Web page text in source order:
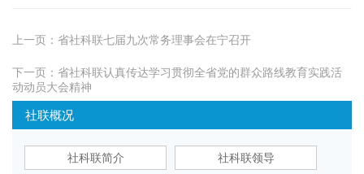
上一页： 省社科联七届九次常务理事会在宁召开
下一页： 省社科联认真传达学习贯彻全省党的群众路线教育实践活
动动员大会精神
社联概况
社科联简介 社科联领导